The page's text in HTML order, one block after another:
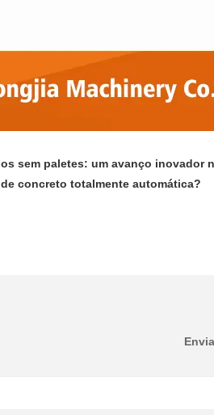
sem paletes: um avanço inovador
concreto totalmente automática?